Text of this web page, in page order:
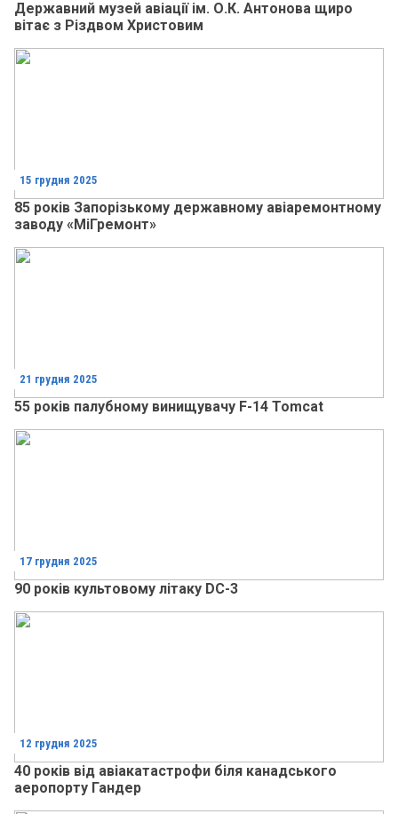
Державний музей авіації ім. О.К. Антонова щиро
вітає з Різдвом Христовим
15 грудня 2025
85 років Запорізькому державному авіаремонтному
заводу «МіГремонт»
21 грудня 2025
55 років палубному винищувачу F-14 Tomcat
17 грудня 2025
90 років культовому літаку DC-3
12 грудня 2025
40 років від авіакатастрофи біля канадського
аеропорту Гандер